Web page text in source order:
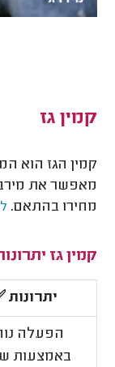
קמין גז
קמין הגז הוא
מאפשר את
מחירו בהתאם.
קמין גז
יתרונות
הפעלה
באמצעות